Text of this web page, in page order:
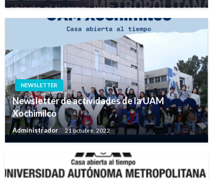
NEWSLETTER
Newsletter de actividades de la UAM
Xochimilco
Administrador 21 octubre, 2022